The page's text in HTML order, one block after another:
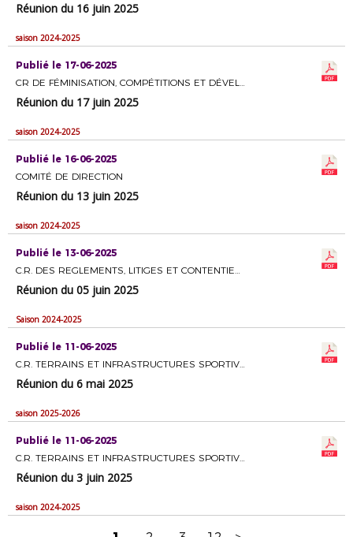
Réunion du 16 juin 2025
saison 2024-2025
Publié le 17-06-2025
CR DE FÉMINISATION, COMPÉTITIONS ET DÉVELOPPEMENT DU FOOTBALL FÉMININ
Réunion du 17 juin 2025
saison 2024-2025
Publié le 16-06-2025
COMITÉ DE DIRECTION
Réunion du 13 juin 2025
saison 2024-2025
Publié le 13-06-2025
C.R. DES REGLEMENTS, LITIGES ET CONTENTIEUX
Réunion du 05 juin 2025
Saison 2024-2025
Publié le 11-06-2025
C.R. TERRAINS ET INFRASTRUCTURES SPORTIVES
Réunion du 6 mai 2025
saison 2025-2026
Publié le 11-06-2025
C.R. TERRAINS ET INFRASTRUCTURES SPORTIVES
Réunion du 3 juin 2025
saison 2024-2025